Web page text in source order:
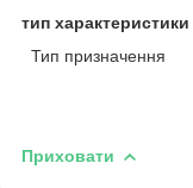
тип характеристики
Тип призначення
Приховати